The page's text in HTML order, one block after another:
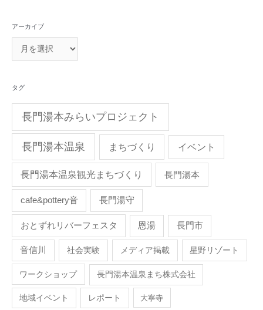
アーカイブ
タグ
長門湯本みらいプロジェクト
長門湯本温泉 まちづくり イベント
長門湯本温泉観光まちづくり 長門湯本
cafe&pottery音 長門湯守
おとずれリバーフェスタ 恩湯 長門市
音信川 社会実験 メディア掲載 星野リゾート
ワークショップ 長門湯本温泉まち株式会社
地域イベント レポート 大寧寺